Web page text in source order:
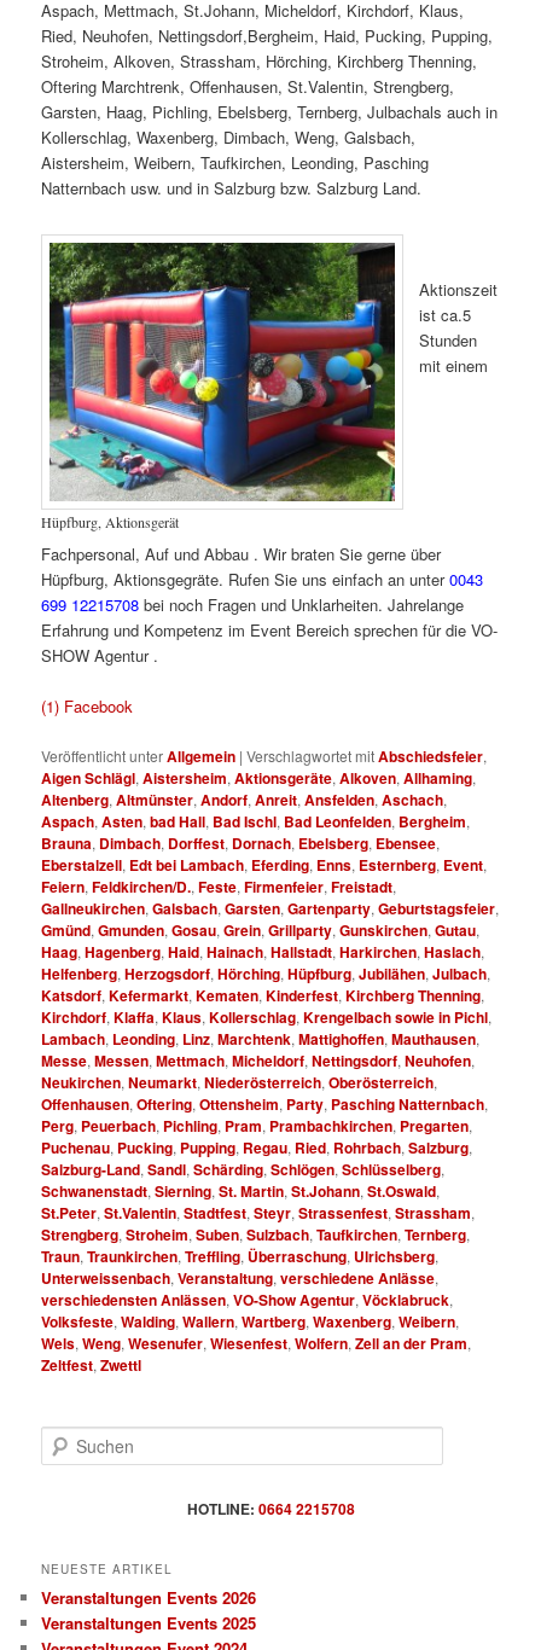
Aspach, Mettmach, St.Johann, Micheldorf, Kirchdorf, Klaus,
Ried, Neuhofen, Nettingsdorf,Bergheim, Haid, Pucking, Pupping,
Stroheim, Alkoven, Strassham, Hörching, Kirchberg Thenning,
Oftering Marchtrenk, Offenhausen, St.Valentin, Strengberg,
Garsten, Haag, Pichling, Ebelsberg, Ternberg, Julbachals auch in
Kollerschlag, Waxenberg, Dimbach, Weng, Galsbach,
Aistersheim, Weibern, Taufkirchen, Leonding, Pasching
Natternbach usw. und in Salzburg bzw. Salzburg Land.
Hüpfburg, Aktionsgerät
Aktionszeit
ist ca.5
Stunden
mit einem
Fachpersonal, Auf und Abbau . Wir braten Sie gerne über
Hüpfburg, Aktionsgegräte. Rufen Sie uns einfach an unter0043
699 12215708 bei noch Fragen und Unklarheiten. Jahrelange
Erfahrung und Kompetenz im Event Bereich sprechen für die VO-
SHOW Agentur .
(1) Facebook
Veröffentlicht unterAllgemein |Verschlagwortet mitAbschiedsfeier,
Aigen Schlägl,Aistersheim,Aktionsgeräte,Alkoven,Allhaming,
Altenberg,Altmünster,Andorf,Anreit,Ansfelden,Aschach,
Aspach,Asten,bad Hall, Bad Ischl, Bad Leonfelden, Bergheim,
Brauna, Dimbach, Dorffest, Dornach, Ebelsberg, Ebensee,
Eberstalzell, Edt bei Lambach, Eferding, Enns, Esternberg, Event,
Feiern,Feldkirchen/D.,Feste,Firmenfeier,Freistadt,
Gallneukirchen,Galsbach,Garsten,Gartenparty,Geburtstagsfeier,
Gmünd,Gmunden,Gosau,Grein,Grillparty,Gunskirchen,Gutau,
Haag,Hagenberg,Haid,Hainach,Hallstadt,Harkirchen,Haslach,
Helfenberg,Herzogsdorf,Hörching,Hüpfburg,Jubilähen,Julbach,
Katsdorf,Kefermarkt,Kematen,Kinderfest,Kirchberg Thenning,
Kirchdorf,Klaffa,Klaus,Kollerschlag,Krengelbach sowie in Pichl,
Lambach, Leonding, Linz,Marchtenk,Mattighoffen,Mauthausen,
Messe,Messen,Mettmach,Micheldorf,Nettingsdorf,Neuhofen,
Neukirchen,Neumarkt,Niederösterreich,Oberösterreich,
Offenhausen,Oftering,Ottensheim, Party, Pasching Natternbach,
Perg, Peuerbach, Pichling, Pram, Prambachkirchen, Pregarten,
Puchenau, Pucking, Pupping, Regau, Ried, Rohrbach,Salzburg,
Salzburg-Land,Sandl,Schärding,Schlögen,Schlüsselberg,
Schwanenstadt,Sierning,St. Martin,St.Johann,St.Oswald,
St.Peter,St.Valentin,Stadtfest,Steyr,Strassenfest,Strassham,
Strengberg,Stroheim,Suben,Sulzbach,Taufkirchen,Ternberg,
Traun,Traunkirchen,Treffling, Überraschung, Ulrichsberg,
Unterweissenbach,Veranstaltung,verschiedene Anlässe,
verschiedensten Anlässen,VO-Show Agentur,Vöcklabruck,
Volksfeste,Walding,Wallern,Wartberg,Waxenberg,Weibern,
Wels,Weng,Wesenufer,Wiesenfest,Wolfern,Zell an der Pram,
Zeltfest,Zwettl
u
HOTLINE: 0664 2215708
NEUESTE ARTIKEL
Veranstaltungen Events 2026
Veranstaltungen Events 2025